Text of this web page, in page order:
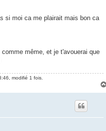
si moi ca me plairait mais bon ca
même, et je t'avouerai que
modifié 1 fois.